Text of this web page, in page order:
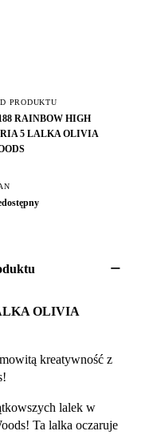
PRODUKTU
RAINBOW HIGH
5 LALKA OLIVIA
OLIVIA
kreatywność z
lalek w
Ta lalka oczaruje